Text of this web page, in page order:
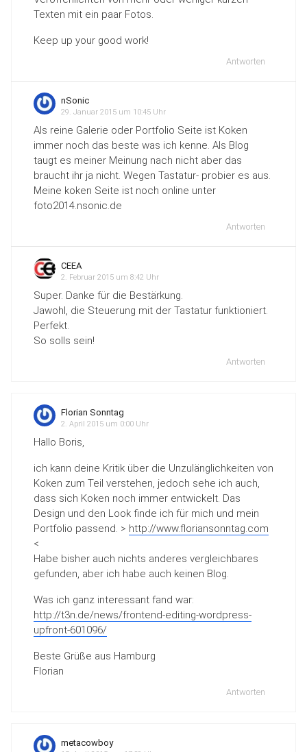
Texten mit ein paar Fotos.
Keep up your good work!
Antworten
nSonic
29. Januar 2015 um 10:45 Uhr
Als reine Galerie oder Portfolio Seite ist Koken
immer noch das beste was ich kenne. Als Blog
taugt es meiner Meinung nach nicht aber das
braucht ihr ja nicht. Wegen Tastatur- probier es aus.
Meine koken Seite ist noch online unter
foto2014.nsonic.de
Antworten
CEEA
2. Februar 2015 um 8:42 Uhr
Super. Danke für die Bestärkung.
Jawohl, die Steuerung mit der Tastatur funktioniert.
Perfekt.
So solls sein!
Antworten
Florian Sonntag
2. April 2015 um 0:00 Uhr
Hallo Boris,
ich kann deine Kritik über die Unzulänglichkeiten von
Koken zum Teil verstehen, jedoch sehe ich auch,
dass sich Koken noch immer entwickelt. Das
Design und den Look finde ich für mich und mein
Portfolio passend. > http://www.floriansonntag.com
<
Habe bisher auch nichts anderes vergleichbares
gefunden, aber ich habe auch keinen Blog.
Was ich ganz interessant fand war:
http://t3n.de/news/frontend-editing-wordpress-
upfront-601096/
Beste Grüße aus Hamburg
Florian
Antworten
metacowboy